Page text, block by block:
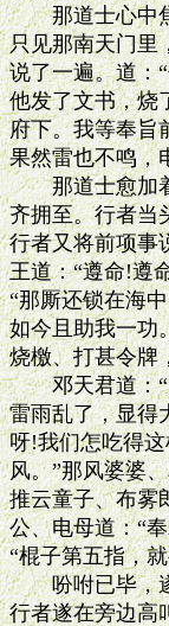
那道士心中焦
只见那南天门里
说了一遍。道：
他发了文书，烧
府下。我等奉旨
果然雷也不鸣，
那道士愈加着
齐拥至。行者当
行者又将前项事
王道：“遵命!遵
“那厮还锁在海
如今且助我一功
烧檄、打甚令牌
邓天君道：“大
雷雨乱了，显得
呀!我们怎吃得
风。”那风婆婆
推云童子、布雾
公、电母道：“
“棍子第五指，
吩咐已毕，遂
行者遂在旁边高